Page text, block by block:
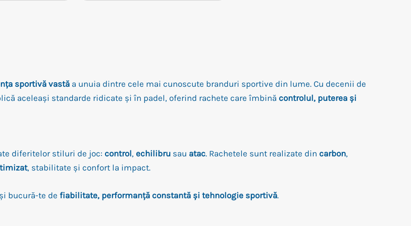
sportivă vastă a unuia dintre cele mai cunoscute branduri sportive din lume. Cu decenii de
aceleași standarde ridicate și în padel, oferind rachete care îmbină controlul, puterea și
diferitelor stiluri de joc: control, echilibru sau atac. Rachetele sunt realizate din carbon,
, stabilitate și confort la impact.
bucură-te de fiabilitate, performanță constantă și tehnologie sportivă.